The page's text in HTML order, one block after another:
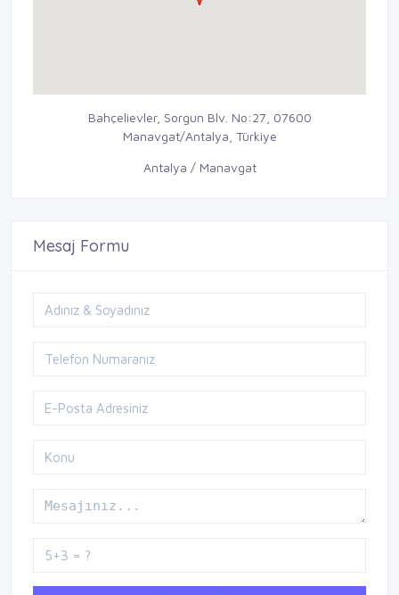
Bahçelievler, Sorgun Blv. No:27, 07600
Manavgat/Antalya, Türkiye
Antalya / Manavgat
Mesaj Formu